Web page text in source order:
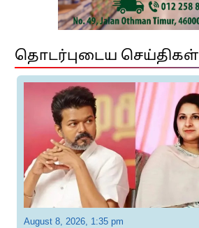
தொடர்புடைய செய்திகள்
August 8, 2026, 1:35 pm